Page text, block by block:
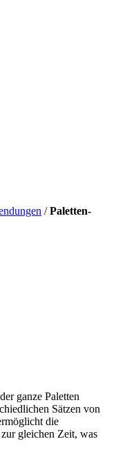
/Paletten-
ganze Paletten
Sätzen von
die
gleichen Zeit, was